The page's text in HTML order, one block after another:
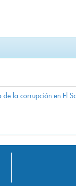
de la corrupción en El